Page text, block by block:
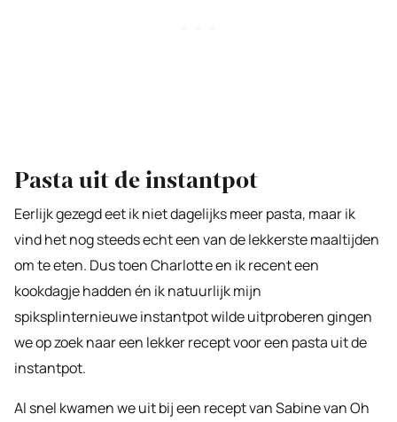
Pasta uit de instantpot
Eerlijk gezegd eet ik niet dagelijks meer pasta, maar ik
vind het nog steeds echt een van de lekkerste maaltijden
om te eten. Dus toen Charlotte en ik recent een
kookdagje hadden én ik natuurlijk mijn
spiksplinternieuwe instantpot wilde uitproberen gingen
we op zoek naar een lekker recept voor een pasta uit de
instantpot.
Al snel kwamen we uit bij een recept van Sabine van Oh